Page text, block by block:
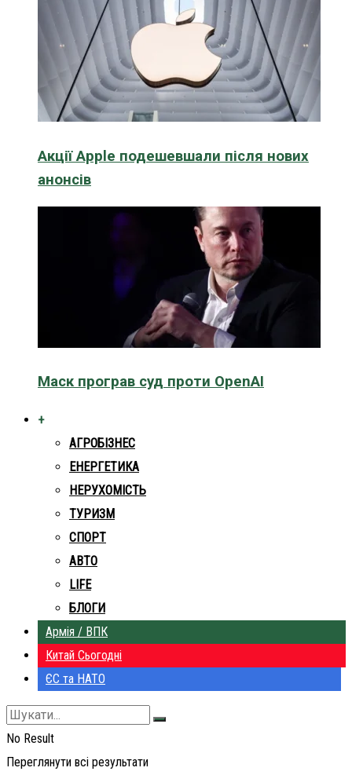
Акції Apple подешевшали після нових
анонсів
Маск програв суд проти OpenAI
+
АГРОБІЗНЕС
ЕНЕРГЕТИКА
НЕРУХОМІСТЬ
ТУРИЗМ
СПОРТ
АВТО
LIFE
БЛОГИ
Армія / ВПК
Китай Сьогодні
ЄС та НАТО
No Result
Переглянути всі результати